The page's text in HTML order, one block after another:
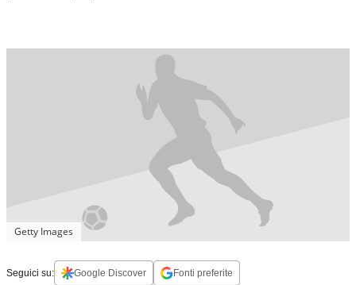
Getty Images
Seguici su: Google Discover Fonti preferite